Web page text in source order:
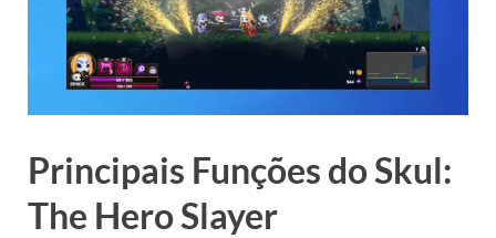
Principais Funções do Skul:
The Hero Slayer